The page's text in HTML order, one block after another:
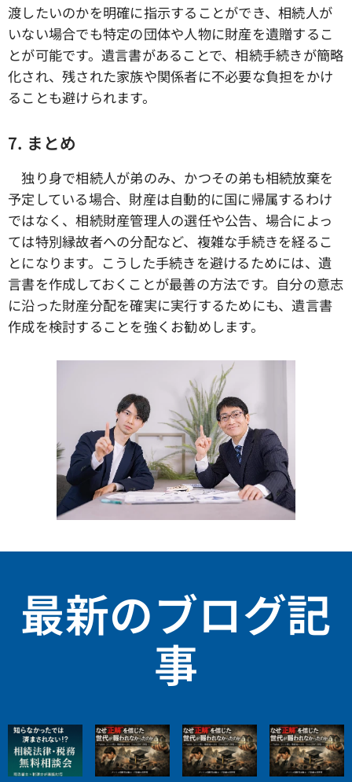
渡したいのかを明確に指示することができ、相続人が
いない場合でも特定の団体や人物に財産を遺贈するこ
とが可能です。遺言書があることで、相続手続きが簡略
化され、残された家族や関係者に不必要な負担をかけ
ることも避けられます。
7. まとめ
独り身で相続人が弟のみ、かつその弟も相続放棄を
予定している場合、財産は自動的に国に帰属するわけ
ではなく、相続財産管理人の選任や公告、場合によっ
ては特別縁故者への分配など、複雑な手続きを経るこ
とになります。こうした手続きを避けるためには、遺
言書を作成しておくことが最善の方法です。自分の意志
に沿った財産分配を確実に実行するためにも、遺言書
作成を検討することを強くお勧めします。
最新のブログ記
事